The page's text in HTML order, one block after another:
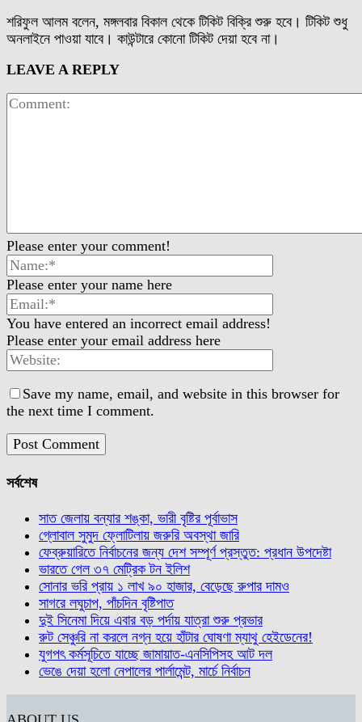
শরিফুল আলম বলেন, মঙ্গলবার বিকাল থেকে টিকিট বিক্রি শুরু হবে। টিকিট শুধু
অনলাইনে পাওয়া যাবে। কাউন্টারে কোনো টিকিট দেয়া হবে না।
LEAVE A REPLY
Please enter your comment!
Please enter your name here
You have entered an incorrect email address!
Please enter your email address here
Save my name, email, and website in this browser for
the next time I comment.
সর্বশেষ
সাত জেলায় বন্যার শঙ্কা, ভারী বৃষ্টির পূর্বাভাস
গ্লোবাল সুমুদ ফ্লোটিলায় জরুরি অবস্থা জারি
ফেব্রুয়ারিতে নির্বাচনের জন্য দেশ সম্পূর্ণ প্রস্তুত: প্রধান উপদেষ্টা
ভারতে গেল ৩৭ মেট্রিক টন ইলিশ
সোনার ভরি প্রায় ১ লাখ ৯০ হাজার, বেড়েছে রুপার দামও
সাগরে লঘুচাপ, পাঁচদিন বৃষ্টিপাত
দুই সিনেমা দিয়ে এবার বড় পর্দায় যাত্রা শুরু প্রভার
রুট সেঞ্চুরি না করলে নগ্ন হয়ে হাঁটার ঘোষণা ম্যাথু হেইডেনের!
যুগপৎ কর্মসূচিতে যাচ্ছে জামায়াত-এনসিপিসহ আট দল
ভেঙে দেয়া হলো নেপালের পার্লামেন্ট, মার্চে নির্বাচন